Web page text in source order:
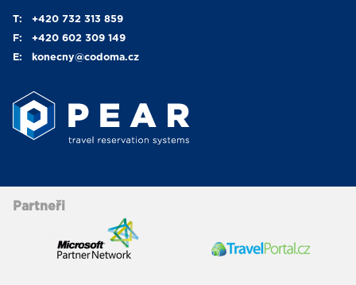
T:
+420 732 313 859
F:
+420 602 309 149
E:
konecny@codoma.cz
Partneři